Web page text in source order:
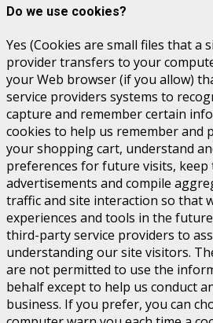
Do we use cookies?
Yes (Cookies are small files that a
provider transfers to your
your Web browser (if you allow)
service providers systems to
capture and remember certain
cookies to help us remember and
your shopping cart, understand
preferences for future visits, keep
advertisements and compile
traffic and site interaction so that
experiences and tools in the
third-party service providers to
understanding our site visitors.
are not permitted to use the
behalf except to help us conduct
business. If you prefer, you can